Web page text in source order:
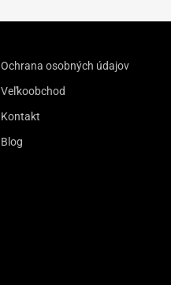
Ochrana osobných údajov
Veľkoobchod
Kontakt
Blog